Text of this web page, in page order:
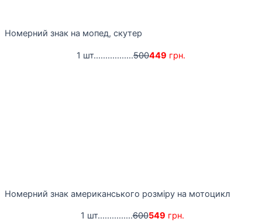
Номерний знак на мопед, скутер
1 шт.................500449 грн.
Номерний знак американського розміру на мотоцикл
1 шт...............600549 грн.